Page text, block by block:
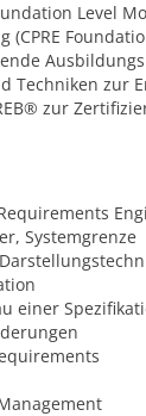
Level
(CPRE
Techniken zur
zur
Systemgrenze
einer